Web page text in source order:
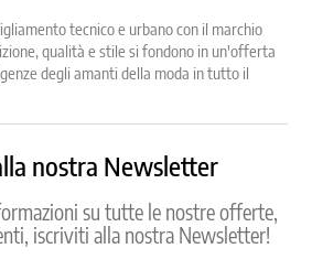
tecnico e urbano con il marchio
qualità e stile si fondono in un'offerta
degli amanti della moda in tutto il
nostra Newsletter
su tutte le nostre offerte,
iscriviti alla nostra Newsletter!